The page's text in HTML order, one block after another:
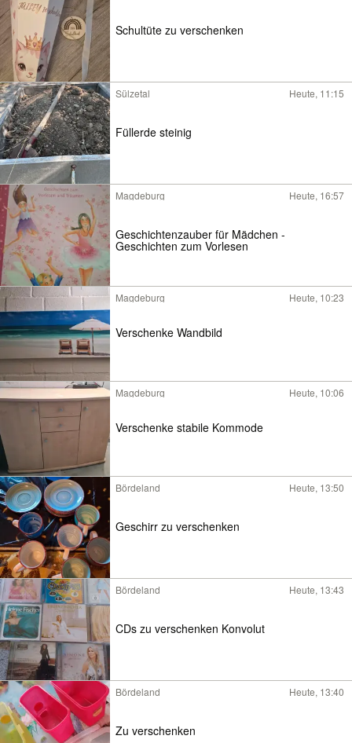
Schultüte zu verschenken
Sülzetal Heute, 11:15
Füllerde steinig
Magdeburg Heute, 16:57
Geschichtenzauber für Mädchen -
Geschichten zum Vorlesen
Magdeburg Heute, 10:23
Verschenke Wandbild
Magdeburg Heute, 10:06
Verschenke stabile Kommode
Bördeland Heute, 13:50
Geschirr zu verschenken
Bördeland Heute, 13:43
CDs zu verschenken Konvolut
Bördeland Heute, 13:40
Zu verschenken